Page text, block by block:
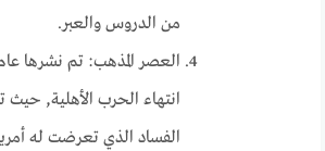
من الدروس والعبر.
انتهاء الحرب الأهلية, حيث
الفساد الذي تعرضت له